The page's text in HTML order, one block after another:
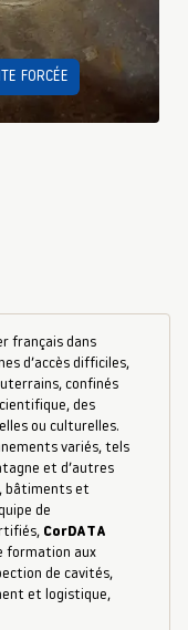
FORCÉE
français dans
d’accès difficiles,
confinés
des
ou culturelles.
variés, tels
et d’autres
bâtiments et
de
CorDATA
formation aux
de cavités,
et logistique,